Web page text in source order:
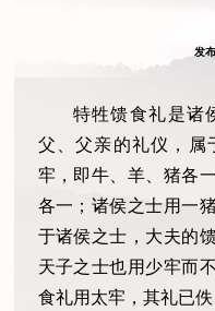
发
特牲馈食礼是诸
父、父亲的礼仪，属
牢，即牛、羊、猪各
各一；诸侯之士用一
于诸侯之士，大夫的
天子之士也用少牢而
食礼用太牢，其礼已